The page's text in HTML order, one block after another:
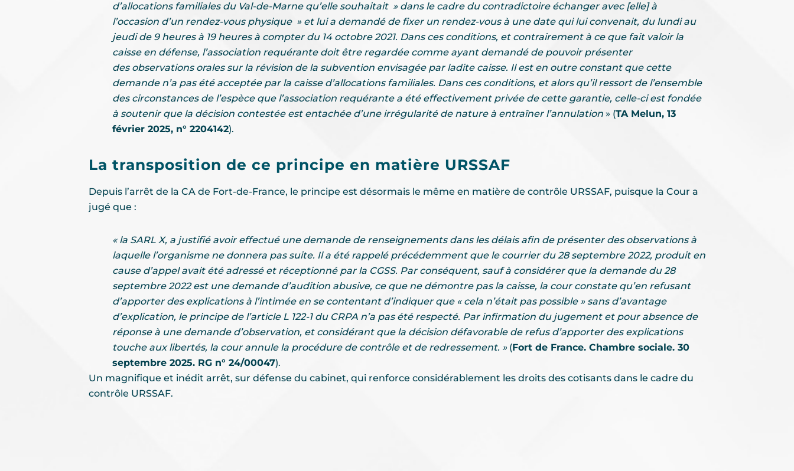
d’allocations familiales du Val-de-Marne qu’elle souhaitait » dans le cadre du contradictoire échanger avec [elle] à
l’occasion d’un rendez-vous physique » et lui a demandé de fixer un rendez-vous à une date qui lui convenait, du lundi au
jeudi de 9 heures à 19 heures à compter du 14 octobre 2021. Dans ces conditions, et contrairement à ce que fait valoir la
caisse en défense, l’association requérante doit être regardée comme ayant demandé de pouvoir présenter
des observations orales sur la révision de la subvention envisagée par ladite caisse. Il est en outre constant que cette
demande n’a pas été acceptée par la caisse d’allocations familiales. Dans ces conditions, et alors qu’il ressort de l’ensemble
des circonstances de l’espèce que l’association requérante a été effectivement privée de cette garantie, celle-ci est fondée
à soutenir que la décision contestée est entachée d’une irrégularité de nature à entraîner l’annulation » (TA Melun, 13
février 2025, n° 2204142).
La transposition de ce principe en matière URSSAF
Depuis l’arrêt de la CA de Fort-de-France, le principe est désormais le même en matière de contrôle URSSAF, puisque la Cour a
jugé que :
« la SARL X, a justifié avoir effectué une demande de renseignements dans les délais afin de présenter des observations à
laquelle l’organisme ne donnera pas suite. Il a été rappelé précédemment que le courrier du 28 septembre 2022, produit en
cause d’appel avait été adressé et réceptionné par la CGSS. Par conséquent, sauf à considérer que la demande du 28
septembre 2022 est une demande d’audition abusive, ce que ne démontre pas la caisse, la cour constate qu’en refusant
d’apporter des explications à l’intimée en se contentant d’indiquer que « cela n’était pas possible » sans d’avantage
d’explication, le principe de l’article L 122-1 du CRPA n’a pas été respecté. Par infirmation du jugement et pour absence de
réponse à une demande d’observation, et considérant que la décision défavorable de refus d’apporter des explications
touche aux libertés, la cour annule la procédure de contrôle et de redressement. » (Fort de France. Chambre sociale. 30
septembre 2025. RG n° 24/00047).
Un magnifique et inédit arrêt, sur défense du cabinet, qui renforce considérablement les droits des cotisants dans le cadre du
contrôle URSSAF.